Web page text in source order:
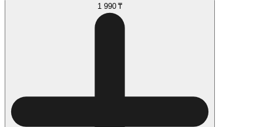
1 990 ₸